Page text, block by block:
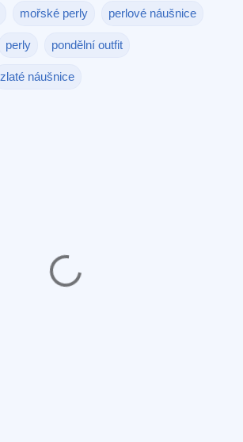
mořské perly perlové náušnice
perly pondělní outfit
zlaté náušnice